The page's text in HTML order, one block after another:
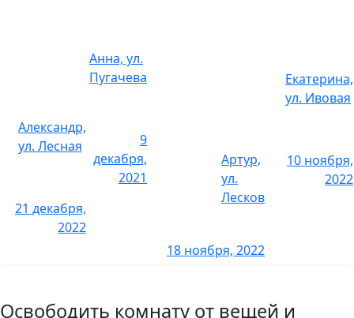
Снять паркет
2 комнаты
3 комнаты
3200 р.
Освободить комнату от вещей и
Александр,
ул. Лесная
21 декабря,
2022
Анна, ул.
Пугачева
9
декабря,
2021
Артур,
ул.
Лесков
18 ноября, 2022
Екатерина,
ул. Ивовая
10 ноября,
2022